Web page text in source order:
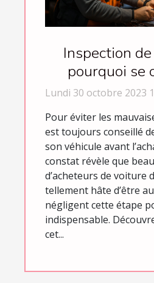
Inspection
pourquoi se
Lundi 30 octobre 2023
Pour éviter les
est toujours conseillé
son véhicule avant
constat révèle que
d’acheteurs de voiture
tellement hâte d’être
négligent cette étape
indispensable.
cet...